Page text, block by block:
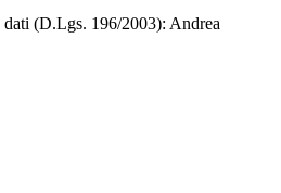
dati (D.Lgs. 196/2003): Andrea